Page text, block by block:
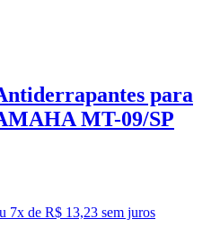
para
MT-09/SP
7x de R$ 13,23 sem juros